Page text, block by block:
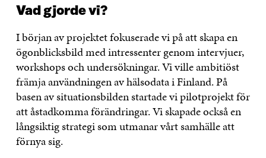
Vad gjorde vi?
I början av projektet fokuserade vi på att skapa en
ögonblicksbild med intressenter genom intervjuer,
workshops och undersökningar. Vi ville ambitiöst
främja användningen av hälsodata i Finland. På
basen av situationsbilden startade vi pilotprojekt för
att åstadkomma förändringar. Vi skapade också en
långsiktig strategi som utmanar vårt samhälle att
förnya sig.